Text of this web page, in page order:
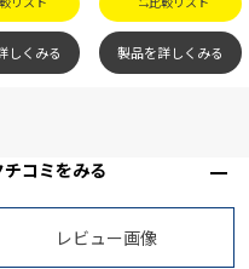
しくみる 製品を詳しくみる
コミをみる
レビュー画像